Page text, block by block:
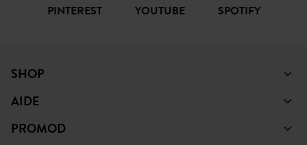
PINTEREST YOUTUBE SPOTIFY
SHOP
AIDE
PROMOD